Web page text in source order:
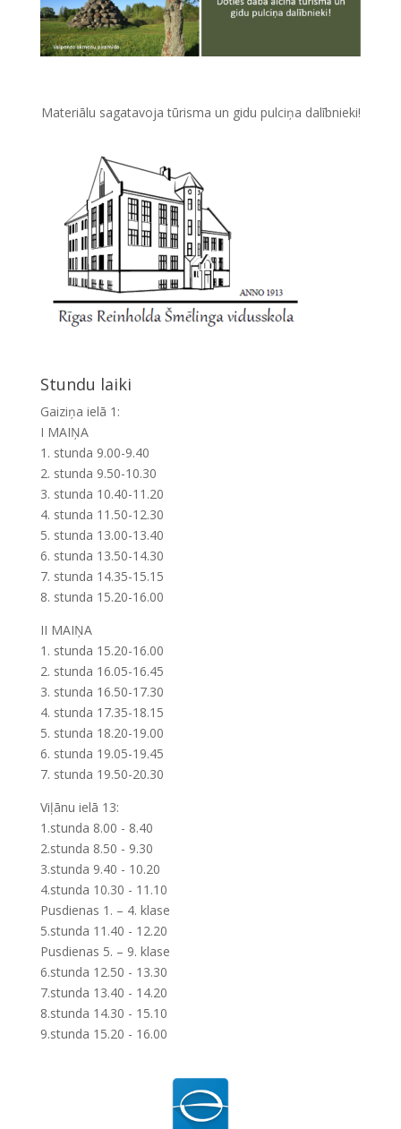
Materiālu sagatavoja tūrisma un gidu pulciņa dalībnieki!
Stundu laiki
Gaiziņa ielā 1:
I MAIŅA
1. stunda 9.00-9.40
2. stunda 9.50-10.30
3. stunda 10.40-11.20
4. stunda 11.50-12.30
5. stunda 13.00-13.40
6. stunda 13.50-14.30
7. stunda 14.35-15.15
8. stunda 15.20-16.00
II MAIŅA
1. stunda 15.20-16.00
2. stunda 16.05-16.45
3. stunda 16.50-17.30
4. stunda 17.35-18.15
5. stunda 18.20-19.00
6. stunda 19.05-19.45
7. stunda 19.50-20.30
Viļānu ielā 13:
1.stunda 8.00 - 8.40
2.stunda 8.50 - 9.30
3.stunda 9.40 - 10.20
4.stunda 10.30 - 11.10
Pusdienas 1. – 4. klase
5.stunda 11.40 - 12.20
Pusdienas 5. – 9. klase
6.stunda 12.50 - 13.30
7.stunda 13.40 - 14.20
8.stunda 14.30 - 15.10
9.stunda 15.20 - 16.00